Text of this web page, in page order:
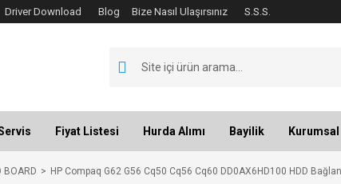
Driver Download Blog Bize Nasıl UlaşırsınızS.S.S.
Fiyat Listesi Hurda Alımı Bayilik Kurumsal
BOARD HP Compaq G62 G56 Cq50 Cq56 Cq60 DD0AX6HD100 HDD